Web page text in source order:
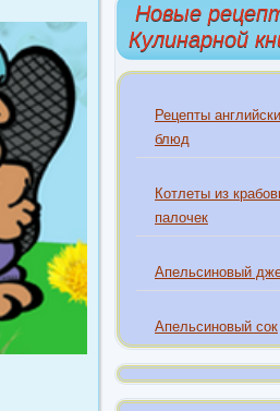
Новые
Кулинарной
Рецепты
блюд
Котлеты из
палочек
Апельсиновый
Апельсиновый сок